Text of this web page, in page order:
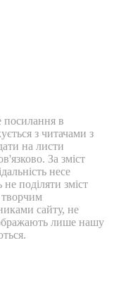
посилання в
з читачами з
на листи
За зміст
несе
поділяти зміст
творчим
сайту, не
лише нашу